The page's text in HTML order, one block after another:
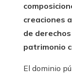
creaciones
de
patrimonio
El dominio